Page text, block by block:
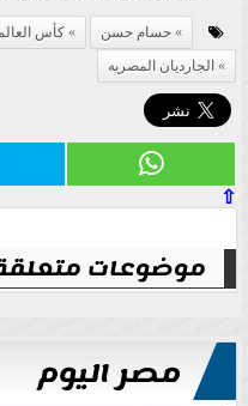
حسام حسن كأس العالم
الجارديان المصريه
⇧
موضوعات
مصر اليوم